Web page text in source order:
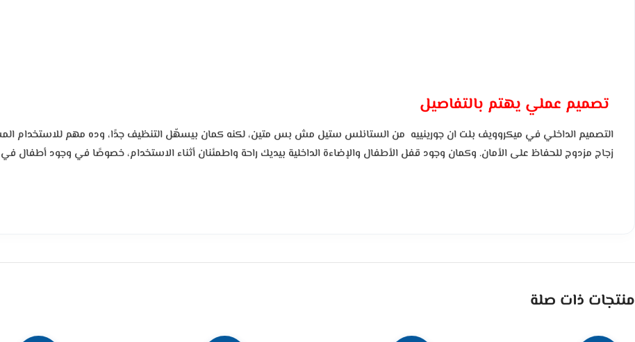
تصميم عملي يهتم بالتفاصيل
التصميم الداخلي في ميكروويف بلت ان جورينييه من الستانلس ستيل مش بس متين، لكنه كمان بيسهّل التنظيف جدًا، وده مهم للاستخدام
زجاج مزدوج للحفاظ على الأمان. وكمان وجود قفل الأطفال والإضاءة الداخلية بيديك راحة واطمئنان أثناء الاستخدام، خصوصًا في وجود أطفال في
منتجات ذات صلة